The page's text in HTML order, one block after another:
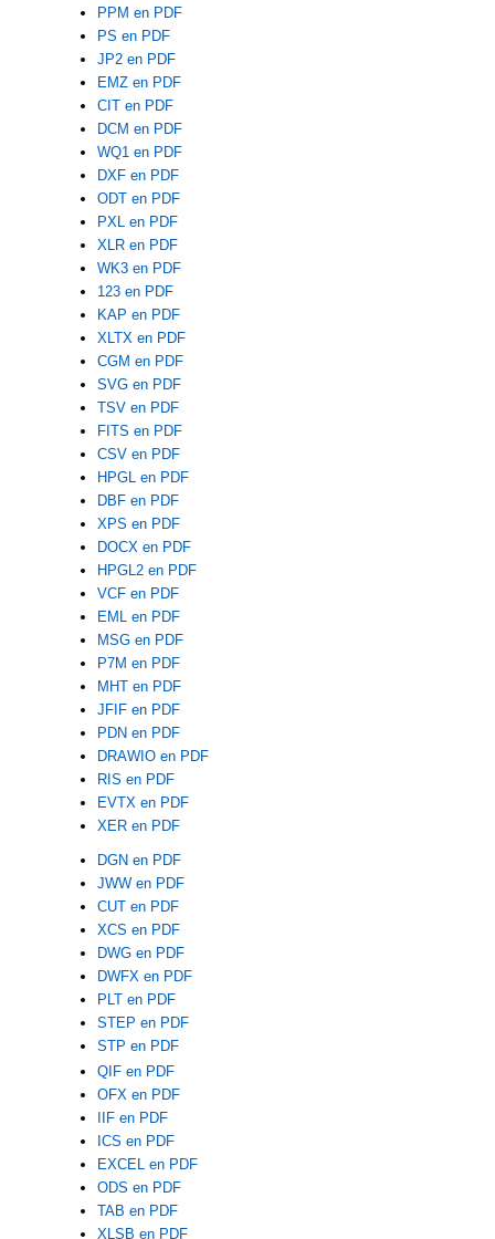
PPM en PDF
PS en PDF
JP2 en PDF
EMZ en PDF
CIT en PDF
DCM en PDF
WQ1 en PDF
DXF en PDF
ODT en PDF
PXL en PDF
XLR en PDF
WK3 en PDF
123 en PDF
KAP en PDF
XLTX en PDF
CGM en PDF
SVG en PDF
TSV en PDF
FITS en PDF
CSV en PDF
HPGL en PDF
DBF en PDF
XPS en PDF
DOCX en PDF
HPGL2 en PDF
VCF en PDF
EML en PDF
MSG en PDF
P7M en PDF
MHT en PDF
JFIF en PDF
PDN en PDF
DRAWIO en PDF
RIS en PDF
EVTX en PDF
XER en PDF
DGN en PDF
JWW en PDF
CUT en PDF
XCS en PDF
DWG en PDF
DWFX en PDF
PLT en PDF
STEP en PDF
STP en PDF
QIF en PDF
OFX en PDF
IIF en PDF
ICS en PDF
EXCEL en PDF
ODS en PDF
TAB en PDF
XLSB en PDF